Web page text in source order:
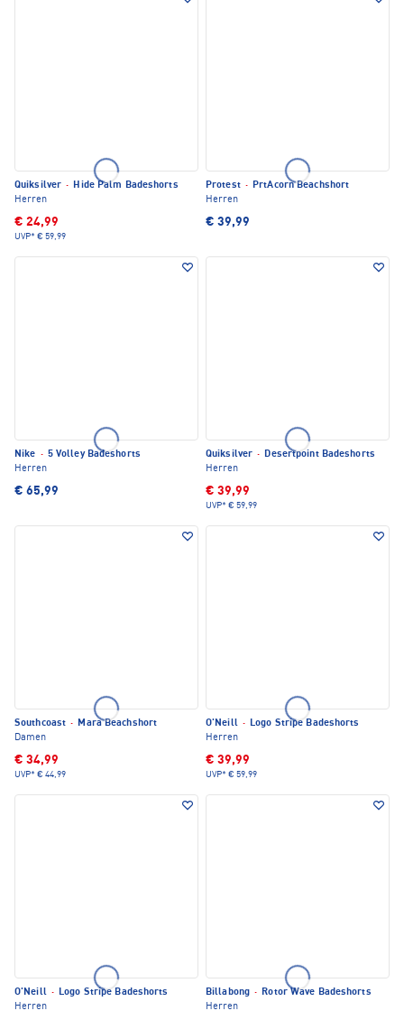
Quiksilver · Hide Palm Badeshorts
Herren
€ 24,99
UVP* € 59,99
Protest · PrtAcorn Beachshort
Herren
€ 39,99
Nike · 5 Volley Badeshorts
Herren
€ 65,99
Quiksilver · Desertpoint Badeshorts
Herren
€ 39,99
UVP* € 59,99
Southcoast · Mara Beachshort
Damen
€ 34,99
UVP* € 44,99
O'Neill · Logo Stripe Badeshorts
Herren
€ 39,99
UVP* € 59,99
O'Neill · Logo Stripe Badeshorts
Herren
Billabong · Rotor Wave Badeshorts
Herren